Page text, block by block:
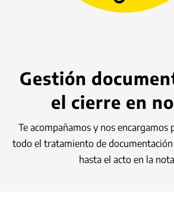
Gestión
el cierre en
Te acompañamos y nos encargamos
todo el tratamiento de
hasta el acto en la